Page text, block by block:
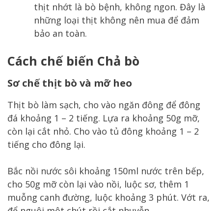
thịt nhớt là bò bệnh, không ngon. Đây là
những loại thịt không nên mua để đảm
bảo an toàn.
Cách chế biến Chả bò
Sơ chế thịt bò và mỡ heo
Thịt bò làm sạch, cho vào ngăn đông để đông
đá khoảng 1 – 2 tiếng. Lựa ra khoảng 50g mỡ,
còn lại cắt nhỏ. Cho vào tủ đông khoảng 1 – 2
tiếng cho đông lại.
Bắc nồi nước sôi khoảng 150ml nước trên bếp,
cho 50g mỡ còn lại vào nồi, luộc sơ, thêm 1
muỗng canh đường, luộc khoảng 3 phút. Vớt ra,